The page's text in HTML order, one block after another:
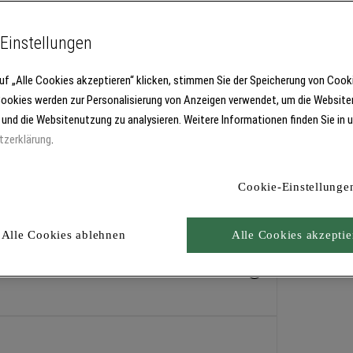
Besonders geeignet für größere und zusammenhängende
„Alle Cookies akzeptieren“ klicken, stimmen Sie der Speicherung von
werden zur Personalisierung von Anzeigen verwendet, um die
die Websitenutzung zu analysieren. Weitere Informationen finden Sie in
.
Cookie-
Alle Cookies ablehnen Alle Cookies